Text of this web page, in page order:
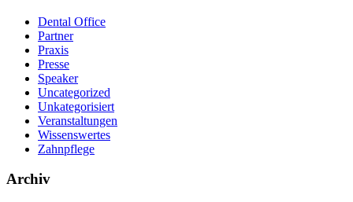
Dental Office
Partner
Praxis
Presse
Speaker
Uncategorized
Unkategorisiert
Veranstaltungen
Wissenswertes
Zahnpflege
Archiv